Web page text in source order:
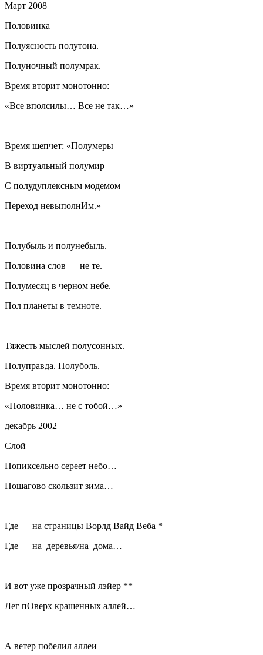
Март 2008
Половинка
Полуясность полутона.
Полуночный полумрак.
Время вторит монотонно:
«Все вполсилы… Все не так…»
Время шепчет: «Полумеры —
В виртуальный полумир
С полудуплексным модемом
Переход невыполнИм.»
Полубыль и полунебыль.
Половина слов — не те.
Полумесяц в черном небе.
Пол планеты в темноте.
Тяжесть мыслей полусонных.
Полуправда. Полуболь.
Время вторит монотонно:
«Половинка… не с тобой…»
декабрь 2002
Слой
Попиксельно сереет небо…
Пошагово скользит зима…
Где — на страницы Ворлд Вайд Веба *
Где — на_деревья/на_дома…
И вот уже прозрачный лэйер **
Лег пОверх крашенных аллей…
А ветер побелил аллеи